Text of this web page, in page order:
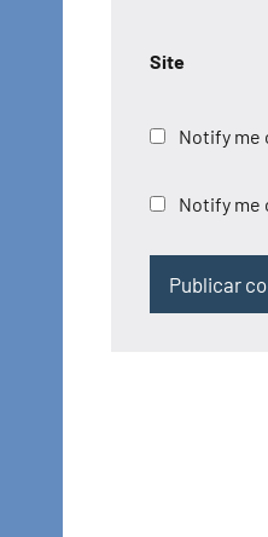
Site
Notify me
Notify me